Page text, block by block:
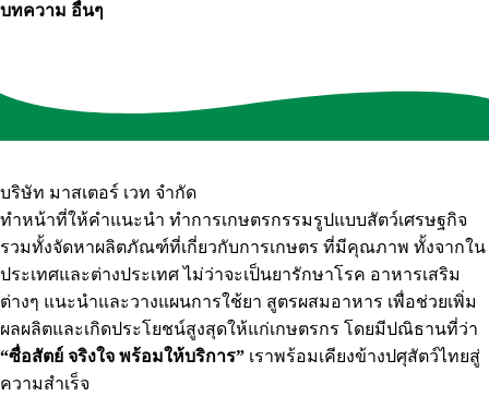
บทความ อื่นๆ
บริษัท มาสเตอร์ เวท จำกัด
ทำหน้าที่ให้คำแนะนำ ทำการเกษตรกรรมรูปแบบสัตว์เศรษฐกิจ
รวมทั้งจัดหาผลิตภัณฑ์ที่เกี่ยวกับการเกษตร ที่มีคุณภาพ ทั้งจากใน
ประเทศและต่างประเทศ ไม่ว่าจะเป็นยารักษาโรค อาหารเสริม
ต่างๆ แนะนำและวางแผนการใช้ยา สูตรผสมอาหาร เพื่อช่วยเพิ่ม
ผลผลิตและเกิดประโยชน์สูงสุดให้แก่เกษตรกร โดยมีปณิธานที่ว่า
“ซื่อสัตย์ จริงใจ พร้อมให้บริการ” เราพร้อมเคียงข้างปศุสัตว์ไทยสู่
ความสำเร็จ